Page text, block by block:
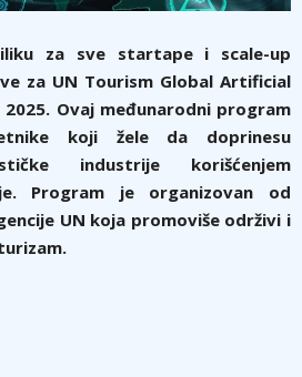
za sve startape i scale-up
za UN Tourism Global Artificial
2025. Ovaj međunarodni program
koji žele da doprinesu
industrije korišćenjem
Program je organizovan od
UN koja promoviše održivi i